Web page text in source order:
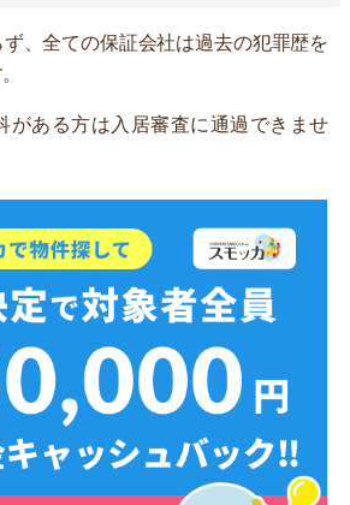
、全ての保証会社は過去の犯罪歴を
がある方は入居審査に通過できませ